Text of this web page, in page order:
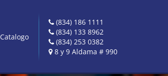
Catalogo
(834) 186 1111
(834) 133 8962
(834) 253 0382
8 y 9 Aldama # 990